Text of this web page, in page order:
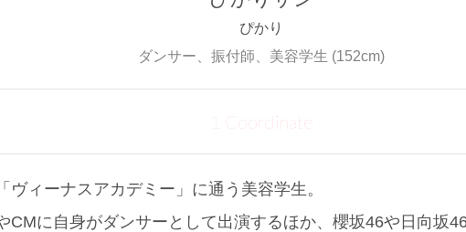
ぴかり
ダンサー、振付師、美容学生 (152cm)
1 Coordinate
ヴィーナスアカデミー」に通う美容学生。
CMに自身がダンサーとして出演するほか、櫻坂46や日向坂